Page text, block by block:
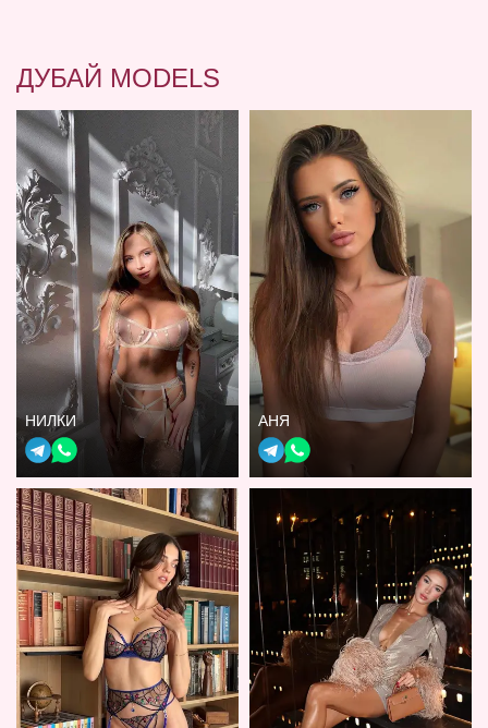
ДУБАЙ MODELS
НИЛКИ АНЯ